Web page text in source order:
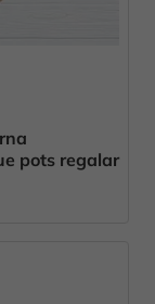
pots regalar